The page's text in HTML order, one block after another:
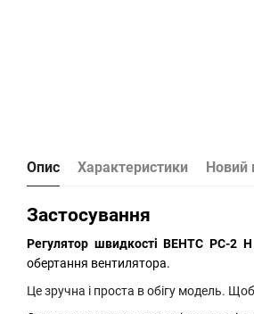
Опис Характеристики Новий
Застосування
Регулятор швидкості ВЕНТС РС-2
обертання вентилятора.
Це зручна і проста в обігу модель.